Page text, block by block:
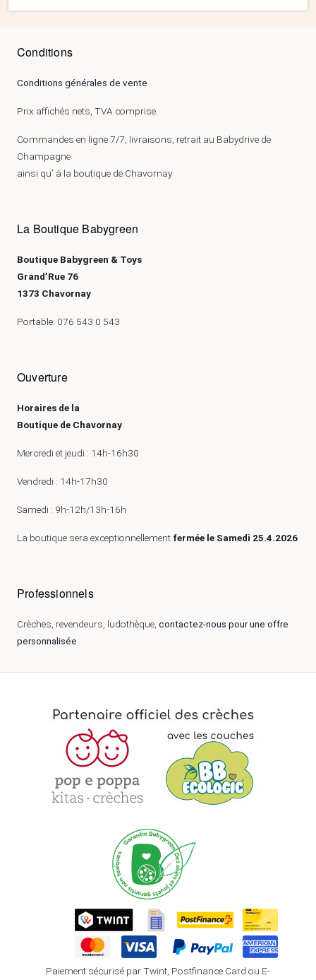
Conditions
Conditions générales de vente
Prix affichés nets, TVA comprise.
Commandes en ligne 7/7, livraisons, retrait au Babydrive de
Champagne
ainsi qu’ à la boutique de Chavornay
La Boutique Babygreen
Boutique Babygreen & Toys
Grand’Rue 76
1373 Chavornay
Portable: 076 543 0 543
Ouverture
Horaires de la
Boutique de Chavornay
Mercredi et jeudi : 14h-16h30
Vendredi : 14h-17h30
Samedi : 9h-12h/13h-16h
La boutique sera exceptionnellement fermée le Samedi 25.4.2026
Professionnels
Crèches, revendeurs, ludothèque, contactez-nous pour une offre
personnalisée
Paiement sécurisé par Twint, Postfinance Card ou E-